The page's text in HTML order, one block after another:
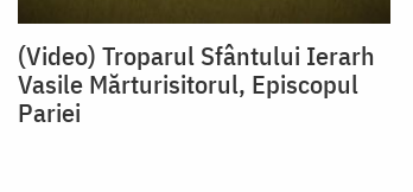
(Video) Troparul Sfântului Ierarh
Vasile Mărturisitorul, Episcopul
Pariei